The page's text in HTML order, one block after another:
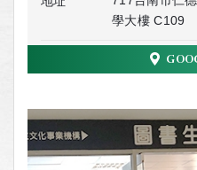
學大樓 C109